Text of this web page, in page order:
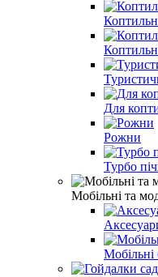
Для
Рожни
Турбо
Мобільні та
Мобільні